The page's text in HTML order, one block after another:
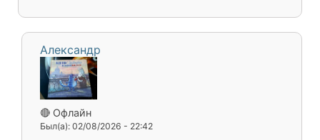
Александр
🔴 Офлайн
Был(а): 02/08/2026 - 22:42